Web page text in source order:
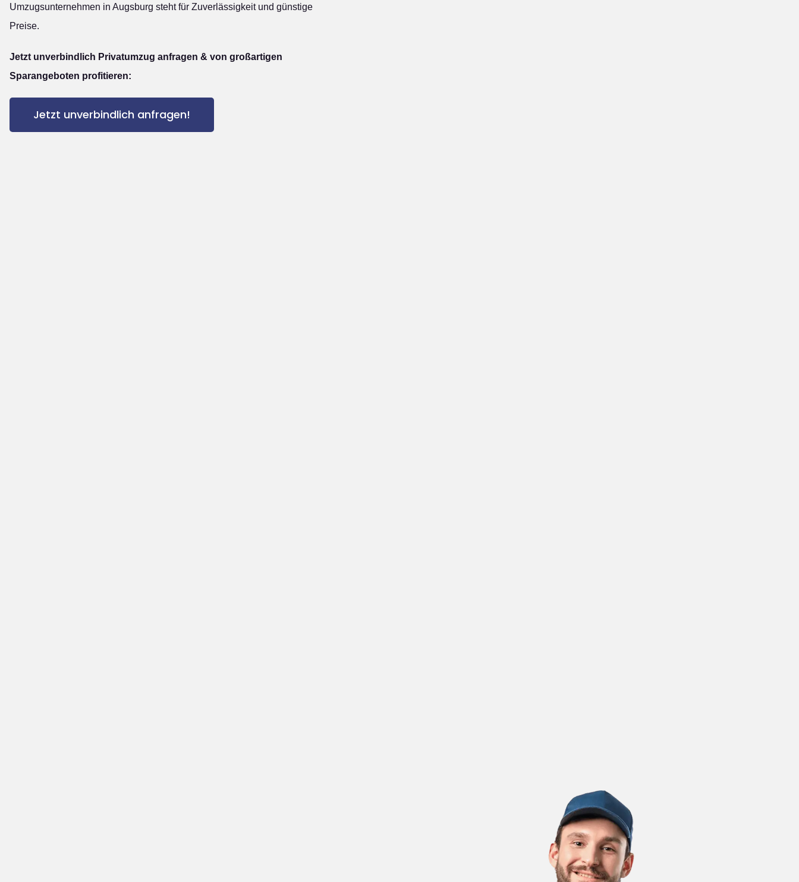
Umzugsunternehmen in Augsburg steht für Zuverlässigkeit und günstige
Preise.
Jetzt unverbindlich Privatumzug anfragen & von großartigen
Sparangeboten profitieren:
Jetzt unverbindlich anfragen!